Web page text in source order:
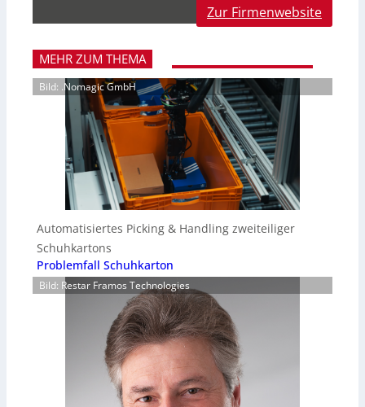
Zur Firmenwebsite
MEHR ZUM THEMA
Bild: .Nomagic GmbH
Automatisiertes Picking & Handling zweiteiliger
Schuhkartons
Problemfall Schuhkarton
Bild: Restar Framos Technologies